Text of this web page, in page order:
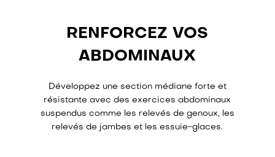
RENFORCEZ VOS
ABDOMINAUX
Développez une section médiane forte et
résistante avec des exercices abdominaux
suspendus comme les relevés de genoux, les
relevés de jambes et les essuie-glaces.